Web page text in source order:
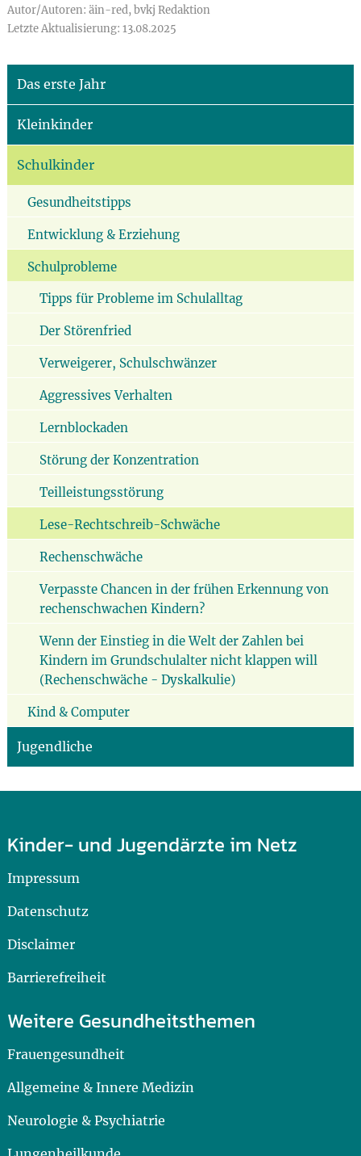
Autor/Autoren: äin-red, bvkj Redaktion
Letzte Aktualisierung: 13.08.2025
Das erste Jahr
Kleinkinder
Schulkinder
Gesundheitstipps
Entwicklung & Erziehung
Schulprobleme
Tipps für Probleme im Schulalltag
Der Störenfried
Verweigerer, Schulschwänzer
Aggressives Verhalten
Lernblockaden
Störung der Konzentration
Teilleistungsstörung
Lese-Rechtschreib-Schwäche
Rechenschwäche
Verpasste Chancen in der frühen Erkennung von
rechenschwachen Kindern?
Wenn der Einstieg in die Welt der Zahlen bei
Kindern im Grundschulalter nicht klappen will
(Rechenschwäche - Dyskalkulie)
Kind & Computer
Jugendliche
Kinder- und Jugendärzte im Netz
Impressum
Datenschutz
Disclaimer
Barrierefreiheit
Weitere Gesundheitsthemen
Frauengesundheit
Allgemeine & Innere Medizin
Neurologie & Psychiatrie